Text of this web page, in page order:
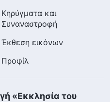
Κηρύγματα και
Συναναστροφή
Έκθεση εικόνων
Προφίλ
«Εκκλησία του